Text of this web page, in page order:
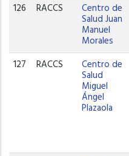
126
RACCS Centro de
Salud Juan
Manuel
Morales
127 RACCS Centro de
Salud
Miguel
Ángel
Plazaola